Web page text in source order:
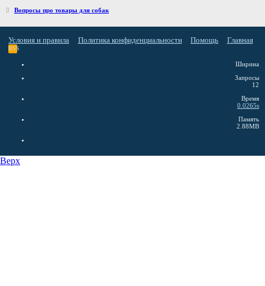
Вопросы про товары для собак
Условия и правила Политика конфиденциальности Помощь Главная
RSS
Ширина
Запросы
12
Время
0.0265s
Память
2.88MB
Верх